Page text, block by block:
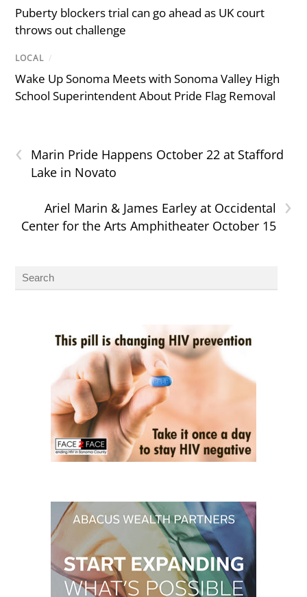
Puberty blockers trial can go ahead as UK court
throws out challenge
LOCAL /
Wake Up Sonoma Meets with Sonoma Valley High
School Superintendent About Pride Flag Removal
‹
Marin Pride Happens October 22 at Stafford
Lake in Novato
›
Ariel Marin & James Earley at Occidental
Center for the Arts Amphitheater October 15